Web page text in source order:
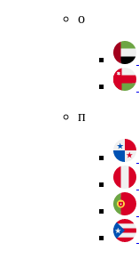
о
п